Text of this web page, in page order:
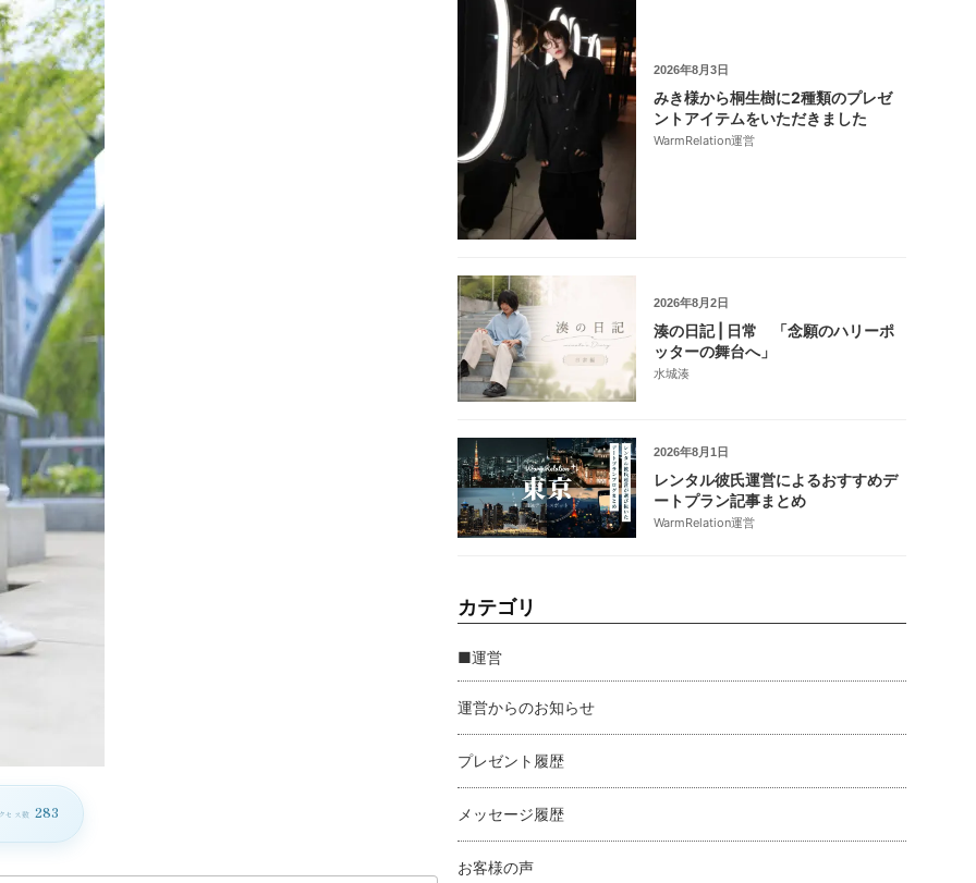
セス数 283
2026年8月3日
みき様から桐生樹に2種類のプレゼ
ントアイテムをいただきました
WarmRelation運営
2026年8月2日
湊の日記 | 日常 「念願のハリーポ
ッターの舞台へ」
水城湊
2026年8月1日
レンタル彼氏運営によるおすすめデ
ートプラン記事まとめ
WarmRelation運営
カテゴリ
■運営
運営からのお知らせ
プレゼント履歴
メッセージ履歴
お客様の声